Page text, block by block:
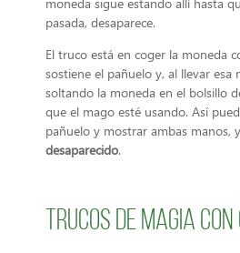
pasada, desaparece.
El truco está en coger la moneda
sostiene el pañuelo y, al llevar esa
soltando la moneda en el bolsillo
que el mago esté usando. Así
pañuelo y mostrar ambas manos, y
desaparecido.
Trucos de magia